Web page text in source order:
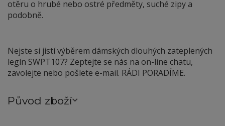
otěru o hrubé nebo ostré předměty, suché zipy a
podobně.
Nejste si jistí výběrem dámských dlouhých zateplených
legín SWPT107? Zeptejte se nás na on-line chatu,
zavolejte nebo pošlete e-mail. RÁDI PORADÍME.
Původ zboží